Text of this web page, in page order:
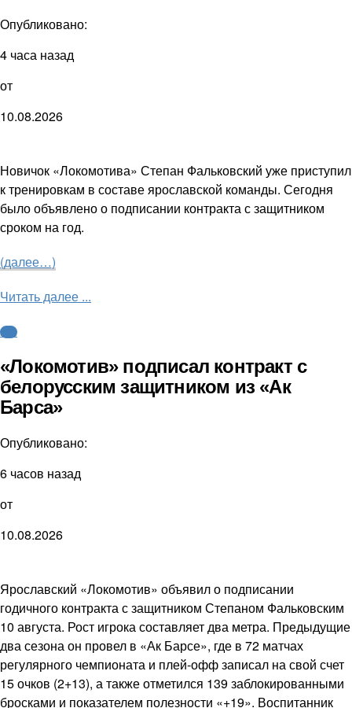
Опубликовано:
4 часа назад
от
10.08.2026
Новичок «Локомотива» Степан Фальковский уже приступил
к тренировкам в составе ярославской команды. Сегодня
было объявлено о подписании контракта с защитником
сроком на год.
(далее…)
Читать далее ...
КХЛ
«Локомотив» подписал контракт с
белорусским защитником из «Ак
Барса»
Опубликовано:
6 часов назад
от
10.08.2026
Ярославский «Локомотив» объявил о подписании
годичного контракта с защитником Степаном Фальковским
10 августа. Рост игрока составляет два метра. Предыдущие
два сезона он провел в «Ак Барсе», где в 72 матчах
регулярного чемпионата и плей-офф записал на свой счет
15 очков (2+13), а также отметился 139 заблокированными
бросками и показателем полезности «+19». Воспитанник